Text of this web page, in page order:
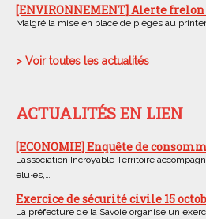
[ENVIRONNEMENT] Alerte
Malgré la mise en place de pièges au
> Voir toutes les actualités
ACTUALITÉS EN LIEN
[ECONOMIE] Enquête de
L’association Incroyable Territoire
élu·es,…
Exercice de sécurité civile 15
La préfecture de la Savoie organise un